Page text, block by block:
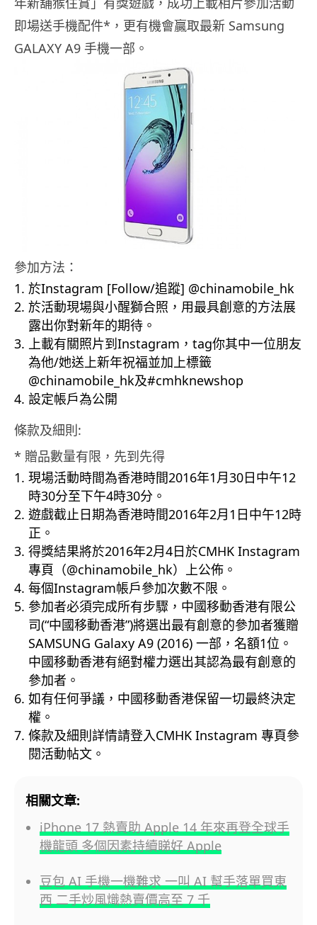
即場送手機配件*，更有機會贏取最新 Samsung
GALAXY A9 手機一部。
參加方法：
於Instagram [Follow/追蹤] @chinamobile_hk
於活動現場與小醒獅合照，用最具創意的方法展
露出你對新年的期待。
上載有關照片到Instagram，tag你其中一位朋友
為他/她送上新年祝福並加上標籤
@chinamobile_hk及#cmhknewshop
設定帳戶為公開
條款及細則:
* 贈品數量有限，先到先得
現場活動時間為香港時間2016年1月30日中午12
時30分至下午4時30分。
遊戲截止日期為香港時間2016年2月1日中午12時
正。
得獎結果將於2016年2月4日於CMHK Instagram
專頁（@chinamobile_hk）上公佈。
每個Instagram帳戶參加次數不限。
參加者必須完成所有步驟，中國移動香港有限公
司(“中國移動香港”)將選出最有創意的參加者獲贈
SAMSUNG Galaxy A9 (2016) 一部，名額1位。
中國移動香港有絕對權力選出其認為最有創意的
參加者。
如有任何爭議，中國移動香港保留一切最終決定
權。
條款及細則詳情請登入CMHK Instagram 專頁參
閱活動帖文。
相關文章:
iPhone 17 熱賣助 Apple 14 年來再登全球手
機龍頭 多個因素持續睇好 Apple
豆包 AI 手機一機難求 一叫 AI 幫手落單買東
西 二手炒風熾熱賣價高至 7 千